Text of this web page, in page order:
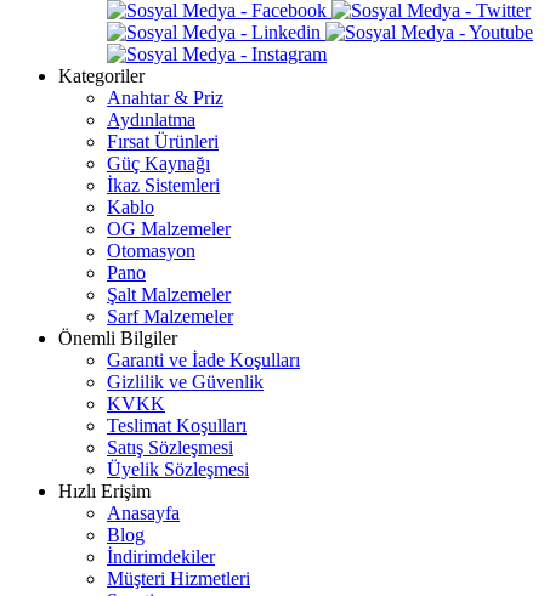
Kategoriler
Anahtar & Priz
Aydınlatma
Fırsat Ürünleri
Güç Kaynağı
İkaz Sistemleri
Kablo
OG Malzemeler
Otomasyon
Pano
Şalt Malzemeler
Sarf Malzemeler
Önemli Bilgiler
Garanti ve İade Koşulları
Gizlilik ve Güvenlik
KVKK
Teslimat Koşulları
Satış Sözleşmesi
Üyelik Sözleşmesi
Hızlı Erişim
Anasayfa
Blog
İndirimdekiler
Müşteri Hizmetleri